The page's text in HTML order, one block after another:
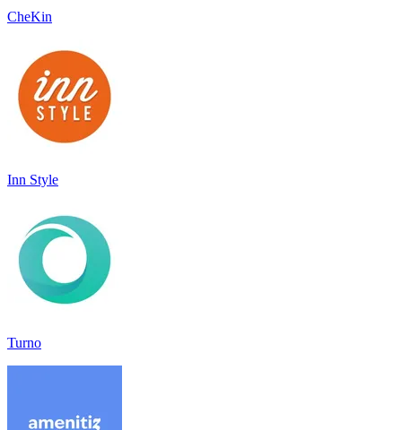
CheKin
Inn Style
Turno